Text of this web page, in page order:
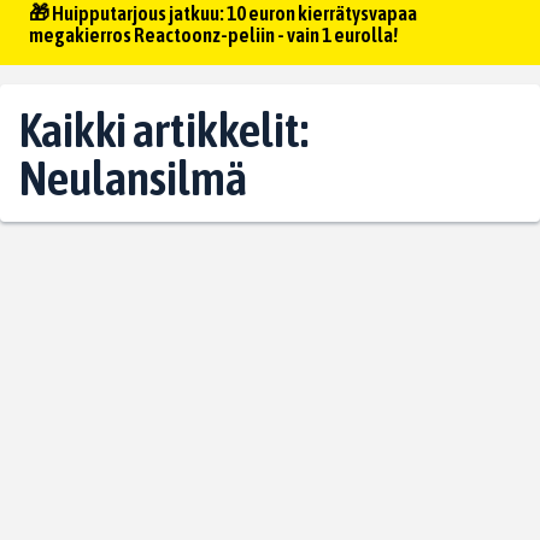
🎁 Huipputarjous jatkuu: 10 euron kierrätysvapaa
megakierros Reactoonz-peliin - vain 1 eurolla!
Kaikki artikkelit:
Neulansilmä